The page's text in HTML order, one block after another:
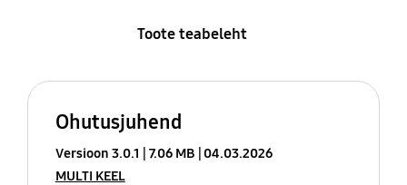
Toote teabeleht
Ohutusjuhend
Versioon 3.0.1 7.06 MB
04.03.2026
MULTI KEEL